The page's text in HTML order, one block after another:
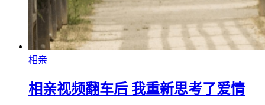
相亲
相亲视频翻车后 我重新思考了爱情